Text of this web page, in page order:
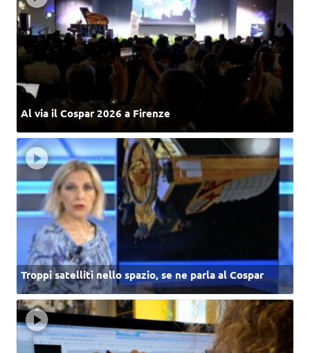
Al via il Cospar 2026 a Firenze
Troppi satelliti nello spazio, se ne parla al Cospar